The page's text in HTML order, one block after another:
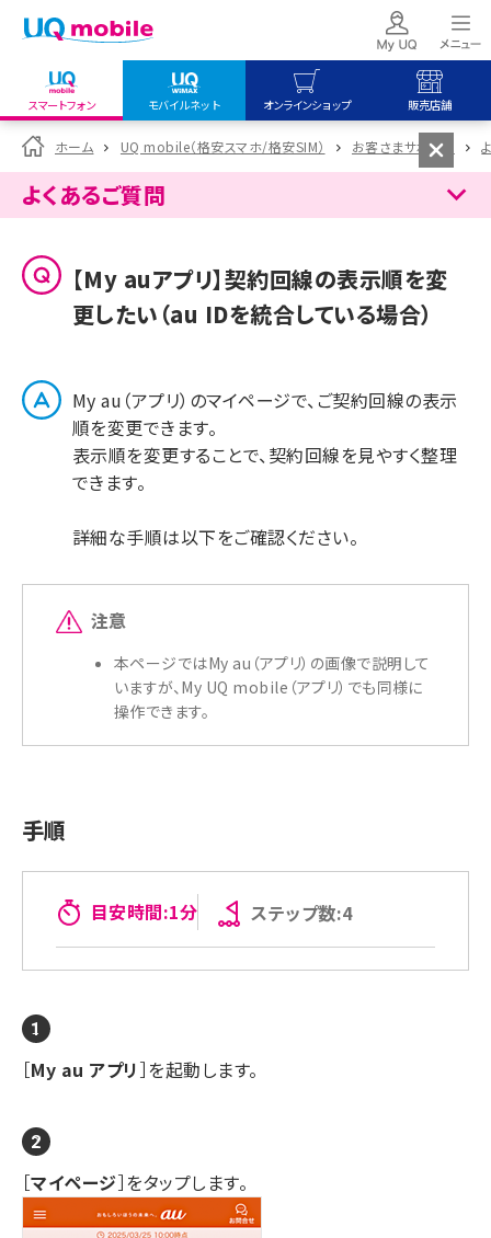
スマートフォン モバイルネット オンラインショップ 販売店舗
my UQ WiMAX
UQ WiMAX ご契約の方
My UQ mobile
UQ mobile
データチャージサイト
UQ mobile
オンラインショップ
UQ WiMAX
UQ mobile
販売店舗
UQ WiMAX
ホーム UQ mobile（格安スマホ/格安SIM） お客さまサポート
よくあるご質問
【My auアプリ】契約回線の表示順を変
更したい（au IDを統合している場合）
My au（アプリ）のマイページで、ご契約回線の表示
順を変更できます。
表示順を変更することで、契約回線を見やすく整理
できます。
詳細な手順は以下をご確認ください。
注意
本ページではMy au（アプリ）の画像で説明して
いますが、My UQ mobile（アプリ）でも同様に
操作できます。
手順
目安時間:1分 ステップ数:4
［My au アプリ］を起動します。
［マイページ］をタップします。